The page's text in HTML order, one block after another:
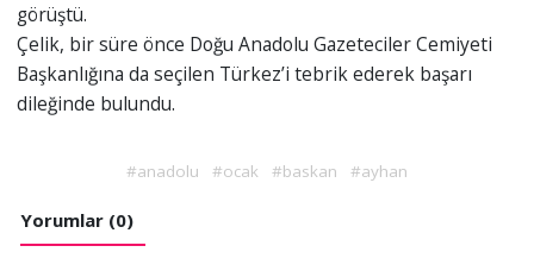
görüştü.
Çelik, bir süre önce Doğu Anadolu Gazeteciler Cemiyeti
Başkanlığına da seçilen Türkez’i tebrik ederek başarı
dileğinde bulundu.
#anadolu #ocak #baskan #ayhan
Yorumlar (0)